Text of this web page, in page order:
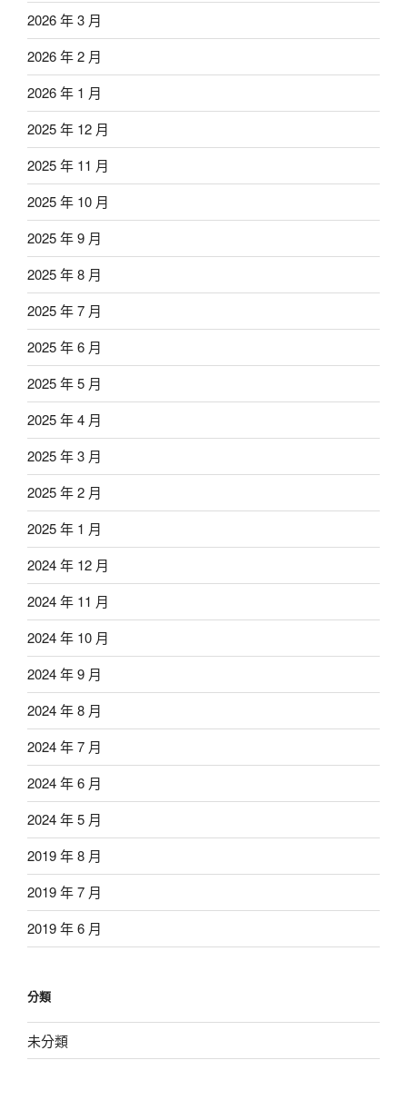
2026 年 3 月
2026 年 2 月
2026 年 1 月
2025 年 12 月
2025 年 11 月
2025 年 10 月
2025 年 9 月
2025 年 8 月
2025 年 7 月
2025 年 6 月
2025 年 5 月
2025 年 4 月
2025 年 3 月
2025 年 2 月
2025 年 1 月
2024 年 12 月
2024 年 11 月
2024 年 10 月
2024 年 9 月
2024 年 8 月
2024 年 7 月
2024 年 6 月
2024 年 5 月
2019 年 8 月
2019 年 7 月
2019 年 6 月
分類
未分類